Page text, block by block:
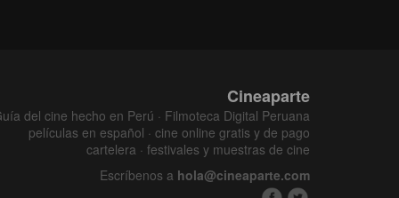
Cineaparte
del cine hecho en Perú · Filmoteca Digital Peruana
películas en español · cine online gratis y de pago
cartelera · festivales y muestras de cine
Escríbenos a hola@cineaparte.com